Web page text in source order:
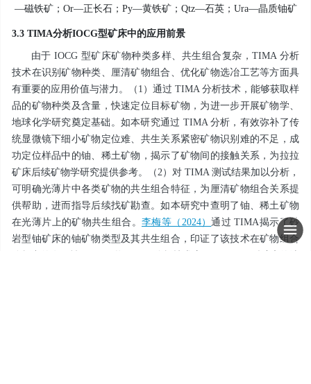
—磁铁矿；Or—正长石；Py—黄铁矿；Qtz—石英；Ura—晶质铀矿
3.3 TIMA分析IOCG型矿床中的应用前景
由于 IOCG 型矿床矿物种类多样、共生组合复杂，TIMA 分析
技术在识别矿物种类、厘清矿物组合、优化矿物选冶工艺等方面具
有重要的应用价值与潜力。（1）通过 TIMA 分析技术，能够获取样
品的矿物种类及含量，快速定位目标矿物，为进一步开展矿物学、
地球化学研究奠定基础。如本研究通过 TIMA 分析，有效弥补了传
统显微镜下细小矿物定位难、共生关系紧密矿物识别难的不足，成
功定位样品中的铀、稀土矿物，揭示了矿物间的接触关系，为拉拉
矿床后续矿物学研究提供参考。（2）对 TIMA 测试结果加以分析，
可明确光薄片中各类矿物的共生组合特征，为厘清矿物组合关系提
供帮助，进而指导后续找矿勘查。如本研究中查明了铀、稀土矿物
在光薄片上的矿物共生组合。 李梅等（2024）通过 TIMA揭示了砂
岩型铀矿床的铀矿物类型及其共生组合，印证了该技术在矿物组合